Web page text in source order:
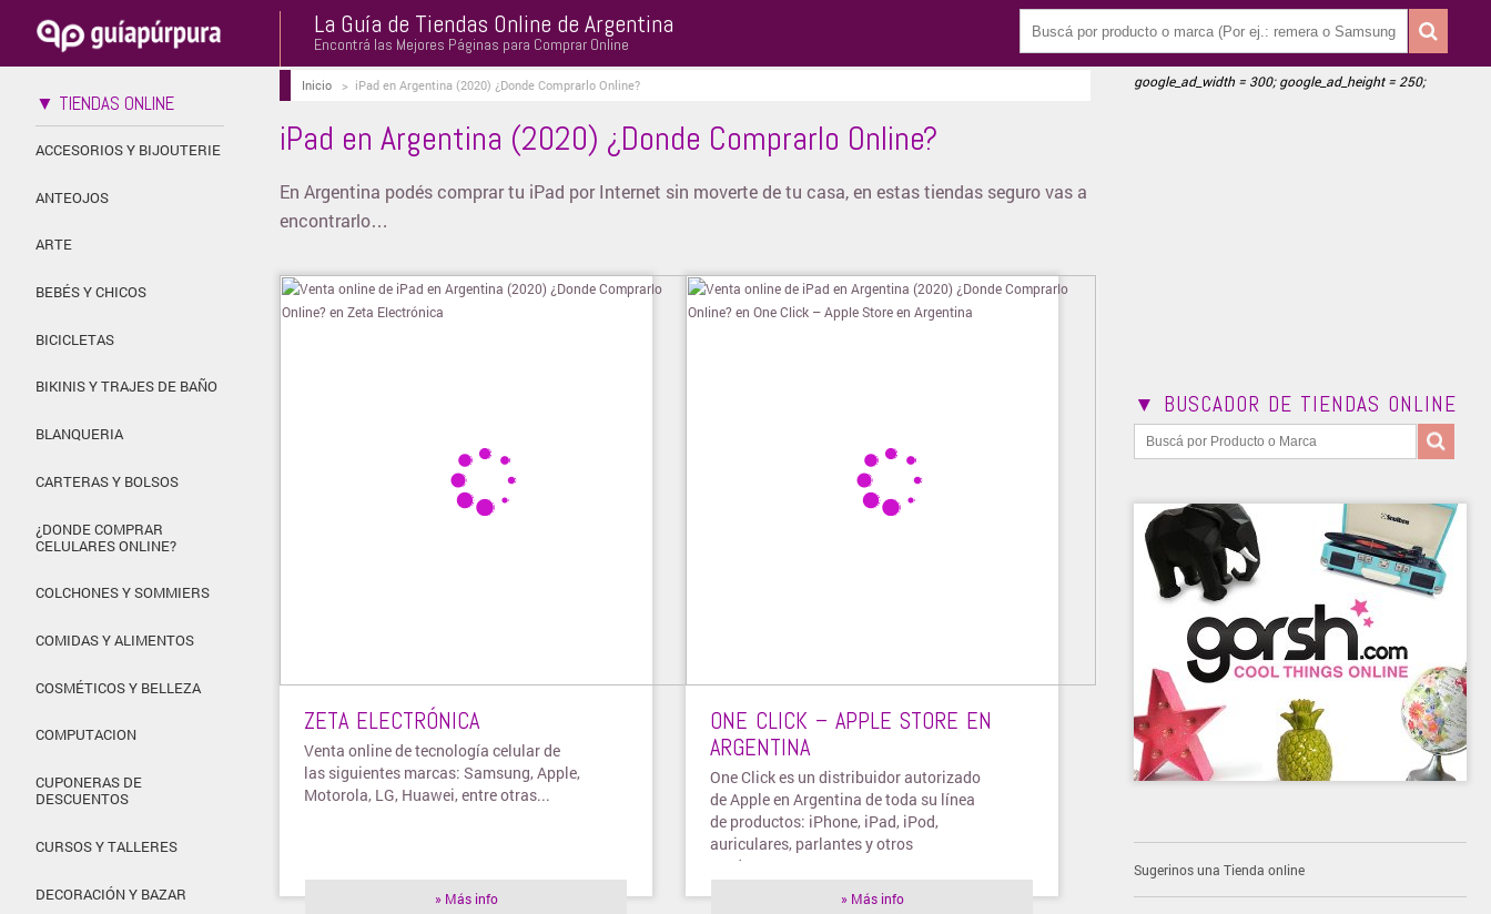
La Guía de Tiendas Online de Argentina
Encontrá las Mejores Páginas para Comprar Online
▼ TIENDAS ONLINE
ACCESORIOS Y BIJOUTERIE
ANTEOJOS
ARTE
BEBÉS Y CHICOS
BICICLETAS
BIKINIS Y TRAJES DE BAÑO
BLANQUERIA
CARTERAS Y BOLSOS
¿DONDE COMPRAR
CELULARES ONLINE?
COLCHONES Y SOMMIERS
COMIDAS Y ALIMENTOS
COSMÉTICOS Y BELLEZA
COMPUTACION
CUPONERAS DE
DESCUENTOS
CURSOS Y TALLERES
DECORACIÓN Y BAZAR
Inicio> iPad en Argentina (2020) ¿Donde Comprarlo Online?
iPad en Argentina (2020) ¿Donde Comprarlo Online?
En Argentina podés comprar tu iPad por Internet sin moverte de tu casa, en estas tiendas seguro vas a
encontrarlo…
ZETA ELECTRÓNICA
Venta online de tecnología celular de
las siguientes marcas: Samsung, Apple,
Motorola, LG, Huawei, entre otras...
» Más info
ONE CLICK – APPLE STORE EN
ARGENTINA
One Click es un distribuidor autorizado
de Apple en Argentina de toda su línea
de productos: iPhone, iPad, iPod,
auriculares, parlantes y otros
productos.
» Más info
google_ad_width = 300; google_ad_height = 250;
▼ BUSCADOR DE TIENDAS ONLINE
Sugerinos una Tienda online